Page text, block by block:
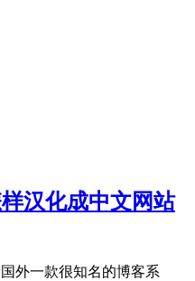
汉化成中文网站
外一款很知名的博客系